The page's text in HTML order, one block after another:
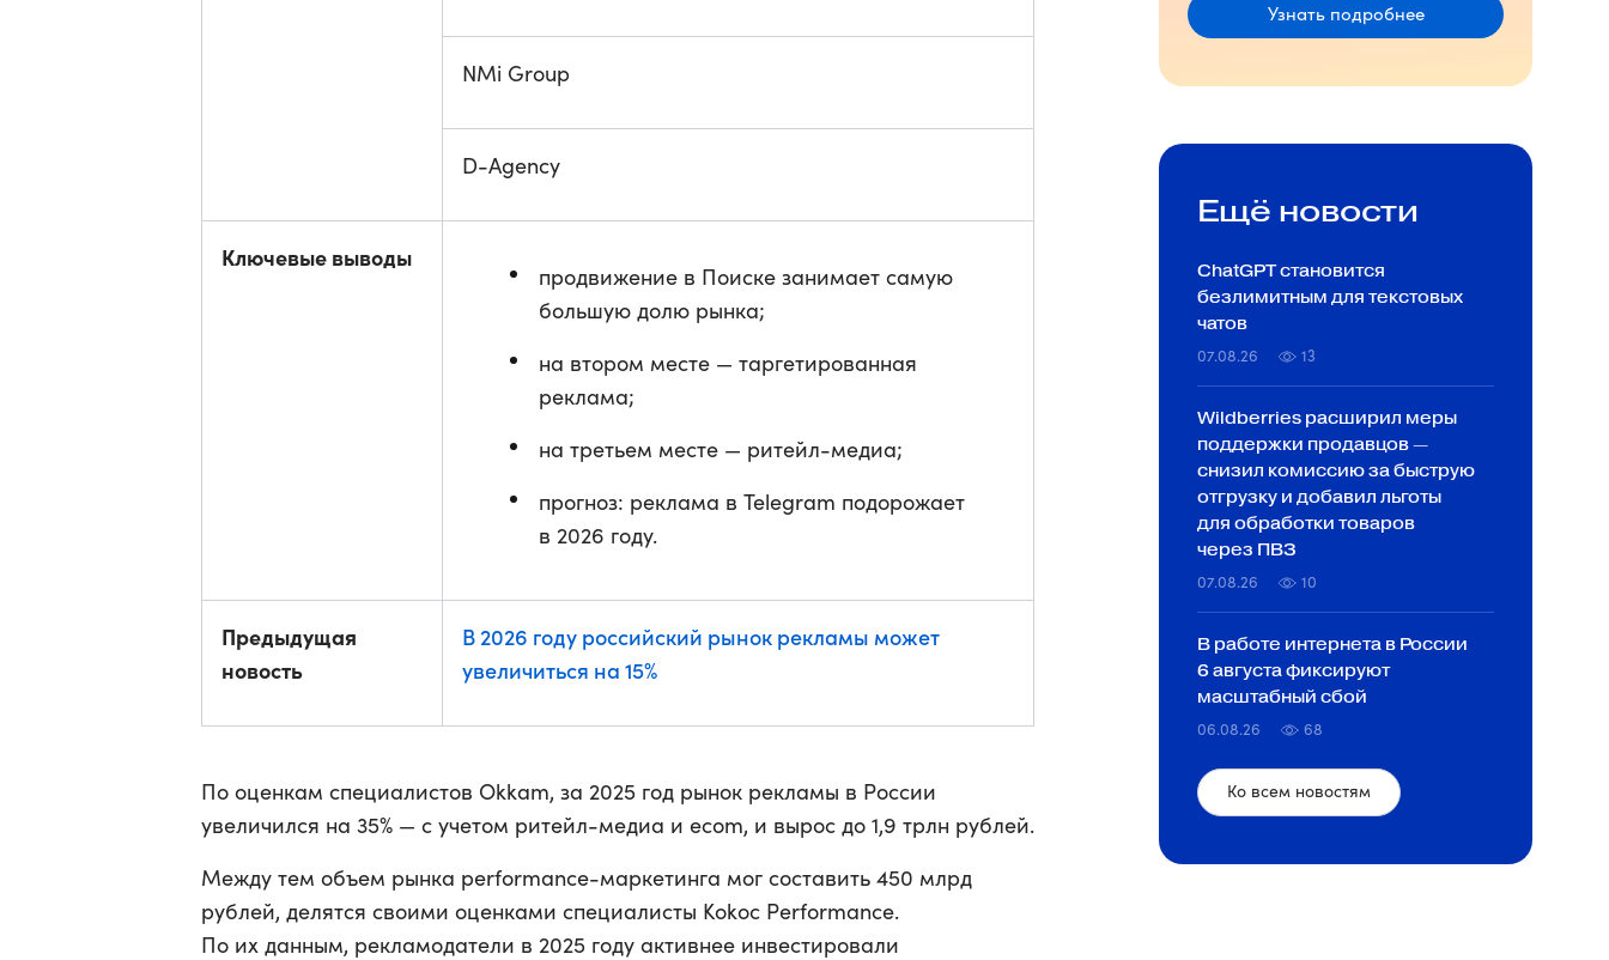
NMi Group
D-Agency
Ключевые выводы
продвижение в Поиске занимает самую
большую долю рынка;
на втором месте — таргетированная
реклама;
на третьем месте — ритейл-медиа;
прогноз: реклама в Telegram подорожает
в 2026 году.
Предыдущая
новость
В 2026 году российский рынок рекламы может
увеличиться на 15%
По оценкам специалистов Okkam, за 2025 год рынок рекламы в России
увеличился на 35% — с учетом ритейл-медиа и ecom, и вырос до 1,9 трлн рублей.
Между тем объем рынка performance-маркетинга мог составить 450 млрд
рублей, делятся своими оценками специалисты Kokoc Performance.
По их данным, рекламодатели в 2025 году активнее инвестировали
Узнать подробнее
Ещё новости
ChatGPT становится
безлимитным для текстовых
чатов
07.08.26 13
Wildberries расширил меры
поддержки продавцов —
снизил комиссию за быструю
отгрузку и добавил льготы
для обработки товаров
через ПВЗ
07.08.26 10
В работе интернета в России
6 августа фиксируют
масштабный сбой
06.08.26 68
Ко всем новостям